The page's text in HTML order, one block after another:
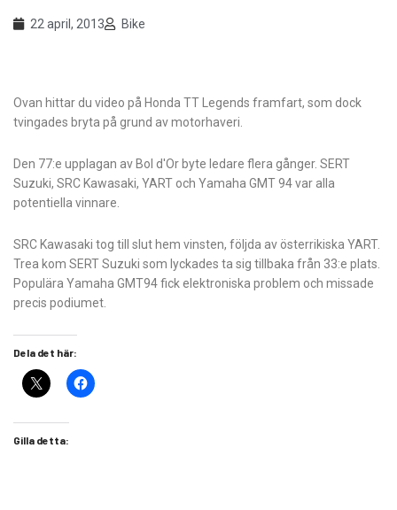
22 april, 2013 Bike
Ovan hittar du video på Honda TT Legends framfart, som dock
tvingades bryta på grund av motorhaveri.
Den 77:e upplagan av Bol d'Or byte ledare flera gånger. SERT
Suzuki, SRC Kawasaki, YART och Yamaha GMT 94 var alla
potentiella vinnare.
SRC Kawasaki tog till slut hem vinsten, följda av österrikiska YART.
Trea kom SERT Suzuki som lyckades ta sig tillbaka från 33:e plats.
Populära Yamaha GMT94 fick elektroniska problem och missade
precis podiumet.
Dela det här:
Gilla detta: